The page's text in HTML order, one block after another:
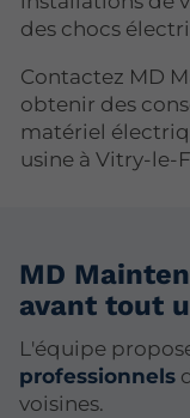
des chocs
Contactez MD
obtenir des
matériel
usine à Vitry-le-
MD
avant tout
L'équipe
professionnels
voisines.